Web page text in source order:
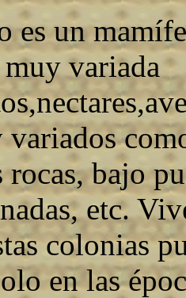
es un
variada
rocas, bajo
etc.
colonias
en las